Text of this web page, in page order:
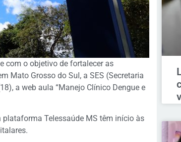
com o objetivo de fortalecer as
Mato Grosso do Sul, a SES (Secretaria
a web aula “Manejo Clínico Dengue e
Telessaúde MS têm início às